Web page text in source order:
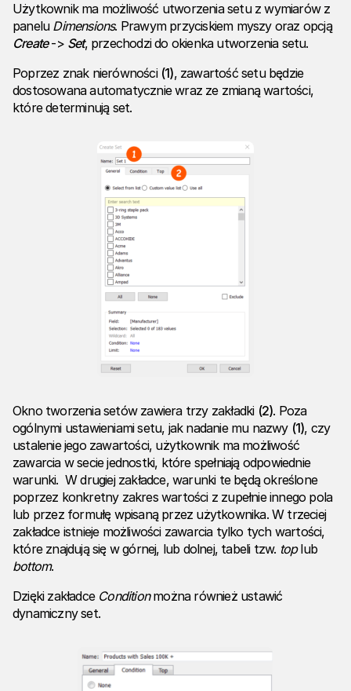
Użytkownik ma możliwość utworzenia setu z wymiarów z
panelu Dimensions. Prawym przyciskiem myszy oraz opcją
Create-> Set, przechodzi do okienka utworzenia setu.
Poprzez znak nierówności (1), zawartość setu będzie
dostosowana automatycznie wraz ze zmianą wartości,
które determinują set.
Okno tworzenia setów zawiera trzy zakładki (2). Poza
ogólnymi ustawieniami setu, jak nadanie mu nazwy (1), czy
ustalenie jego zawartości, użytkownik ma możliwość
zawarcia w secie jednostki, które spełniają odpowiednie
warunki. W drugiej zakładce, warunki te będą określone
poprzez konkretny zakres wartości z zupełnie innego pola
lub przez formułę wpisaną przez użytkownika. W trzeciej
zakładce istnieje możliwości zawarcia tylko tych wartości,
które znajdują się w górnej, lub dolnej, tabeli tzw. toplub
bottom.
Dzięki zakładce Conditionmożna również ustawić
dynamiczny set.